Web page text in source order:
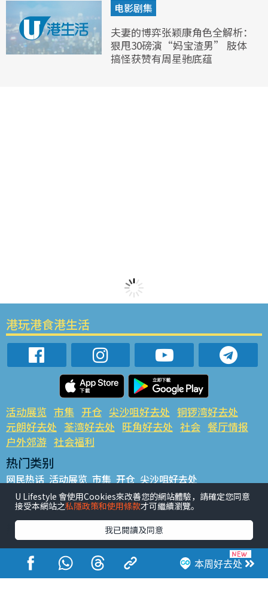
电影剧集
夫妻的博弈张颖康角色全解析：
狠甩30磅演“妈宝渣男” 肢体
搞怪获赞有周星驰底蕴
本周好去处
港玩港食港生活
活动展览 市集 开仓 尖沙咀好去处 铜锣湾好去处
元朗好去处 荃湾好去处 旺角好去处 社会 餐厅情报
户外郊游 社会福利
热门类别
网民热话 活动展览 市集 开仓 尖沙咀好去处
铜锣湾好去处 元朗好去处 荃湾好去处 旺角好去处 社会
餐厅情报 户外郊游
热门标签
#UGO揾好去处 #人气活动推介 #美食社群热话
#亲子玩乐好去处
#ULifestyle应用程式
#限时抢
#UJetso礼物放送
#ULifestyle商户中心 #著数 #网络热话
U Lifestyle 會使用Cookies來改善您的網站體驗，請確定您同意
接受本網站之私隱政策和使用條款才可繼續瀏覽。
我已閱讀及同意